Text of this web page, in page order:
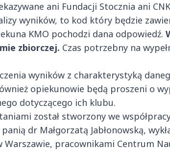
ani Fundacji Stocznia ani
wyników, to kod który będzie
KMO pochodzi dana odpowiedź.
zbiorczej. Czas potrzebny na
wyników z charakterystyką
opiekunowie będą proszeni o
dotyczącego ich klubu.
został stworzony we
dr Małgorzatą Jabłonowską,
Warszawie, pracownikami Centrum